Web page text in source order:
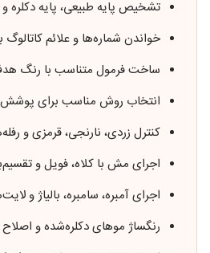
تشخیص پایه طبیعی، پایه دکلره
خواندن شماره‌ها و علائم
ساخت فرمول متناسب با رنگ
انتخاب روش مناسب برای
کنترل زردی، نارنجی، قرمزی و
اجرای مش با کلاه، فویل و
اجرای آمبره، سامبره، بالیاژ و
رنگساژ موهای دکلره‌شده و اصلاح